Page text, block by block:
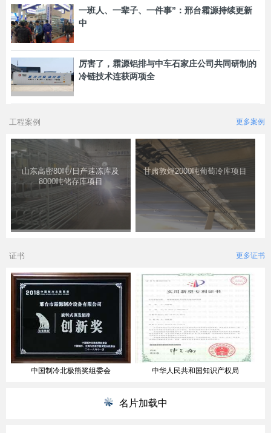
一班人、一辈子、一件事”：邢台霜源持续更新
中
厉害了，霜源铝排与中车石家庄公司共同研制的
冷链技术连获两项全
工程案例 更多案例
山东高密80吨/日产速冻库及
8000吨储存库项目
甘肃敦煌2000吨葡萄冷库项目
证书 更多证书
中国制冷北极熊奖组委会 中华人民共和国知识产权局
名片加载中